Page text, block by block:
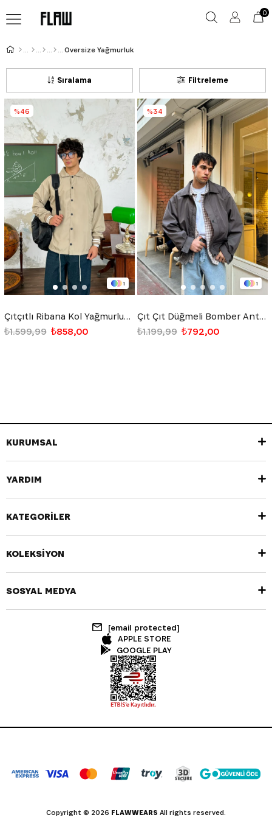
0
Oversize Yağmurluk
Filtreleme
Sıralama
1
Çıtçıtlı Ribana Kol Yağmurluk Bej
₺858,00
₺1.599,99
%46
1
Çıt Çıt Düğmeli Bomber Antrasit Yağmurluk
₺792,00
₺1.199,99
%34
KURUMSAL
YARDIM
KATEGORİLER
KOLEKSİYON
SOSYAL MEDYA
[email protected]
APPLE STORE
GOOGLE PLAY
Copyright © 2026 FLAWWEARS All rights reserved.